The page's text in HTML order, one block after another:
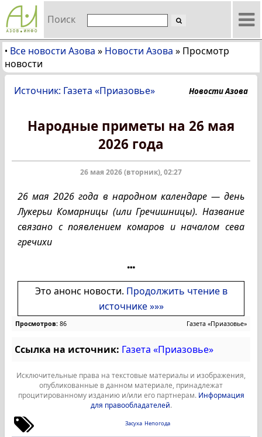
Поиск
• Все новости Азова » Новости Азова » Просмотр
новости
Источник: Газета «Приазовье» Новости Азова
Народные приметы на 26 мая
2026 года
26 мая 2026 (вторник), 02:27
26 мая 2026 года в народном календаре — день
Лукерьи Комарницы (или Гречишницы). Название
связано с появлением комаров и началом сева
гречихи
Это анонс новости. Продолжить чтение в
источнике »»»
Просмотров: 86 Газета «Приазовье»
Ссылка на источник: Газета «Приазовье»
Исключительные права на текстовые материалы и изображения,
опубликованные в данном материале, принадлежат
процитированному изданию и/или его партнерам. Информация
для правообладателей.
Засуха Непогода